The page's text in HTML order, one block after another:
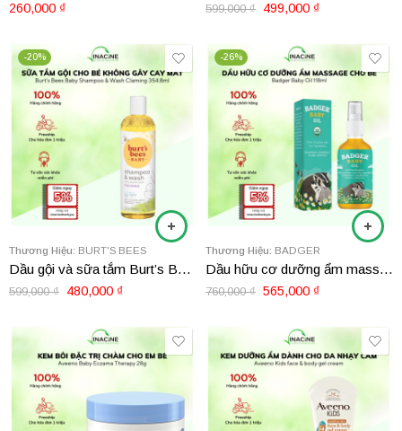
260,000 ₫ 599,000₫ 499,000 ₫
-20%
Thương Hiệu: BURT'S BEES
Dầu gội và sữa tắm Burt’s Bees Baby Calming Shampoo & Wash 354.8ml
599,000₫ 480,000 ₫
-26%
Thương Hiệu: BADGER
Dầu hữu cơ dưỡng ẩm massage cho bé Badger Baby Oil 118ml
760,000₫ 565,000 ₫